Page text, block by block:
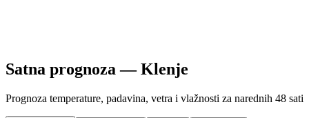
Satna prognoza —Klenje
Prognoza temperature, padavina, vetra i vlažnosti za narednih 48 sati